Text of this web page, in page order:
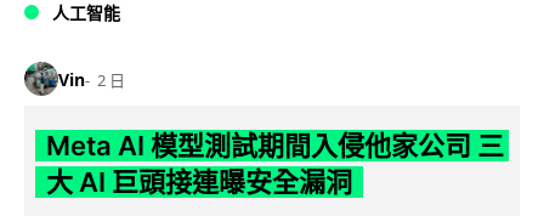
人工智能
Vin 2 日
Meta AI 模型測試期間入侵他家公司 三
大 AI 巨頭接連曝安全漏洞